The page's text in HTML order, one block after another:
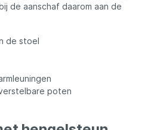
de aanschaf daarom aan de
de stoel
poten